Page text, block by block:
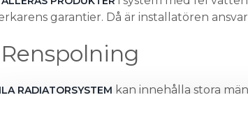
garantier. Då är installatören
RADIATORSYSTEM kan innehålla stora
vatten med lågt pH. Det kan sätta igen